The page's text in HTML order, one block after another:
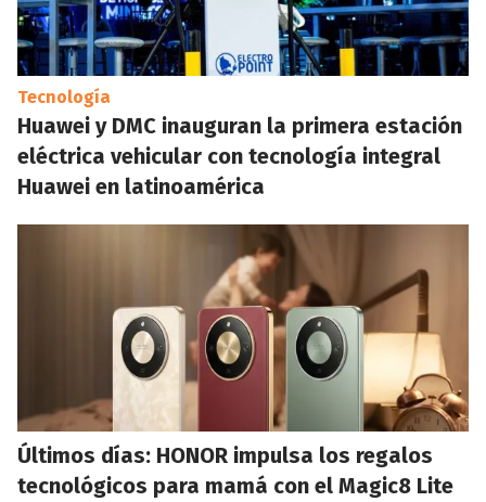
Tecnología
Huawei y DMC inauguran la primera estación
eléctrica vehicular con tecnología integral
Huawei en latinoamérica
Últimos días: HONOR impulsa los regalos
tecnológicos para mamá con el Magic8 Lite